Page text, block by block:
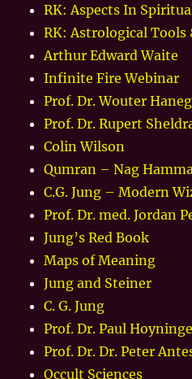
RK: Aspects In
RK: Astrological Tools
Arthur Edward Waite
Infinite Fire Webinar
Prof. Dr. Wouter
Prof. Dr. Rupert
Colin Wilson
Qumran – Nag
C.G. Jung – Modern
Prof. Dr. med. Jordan
Jung’s Red Book
Maps of Meaning
Jung and Steiner
C. G. Jung
Prof. Dr. Paul
Prof. Dr. Dr. Peter
Occult Sciences